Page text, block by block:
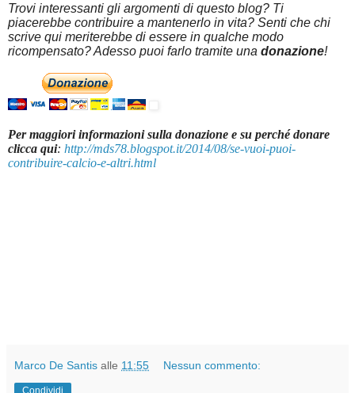
Trovi interessanti gli argomenti di questo blog? Ti
piacerebbe contribuire a mantenerlo in vita? Senti che chi
scrive qui meriterebbe di essere in qualche modo
ricompensato? Adesso puoi farlo tramite una donazione!
Per maggiori informazioni sulla donazione e su perché donare
clicca qui: http://mds78.blogspot.it/2014/08/se-vuoi-puoi-
contribuire-calcio-e-altri.html
Marco De Santis alle 11:55 Nessun commento:
Condividi